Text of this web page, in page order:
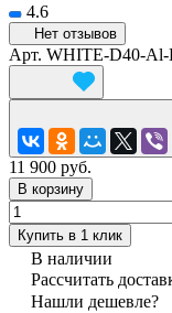
4.6
Нет отзывов
Арт. WHITE-D40-
11 900 руб.
В корзину
Купить в 1 клик
В наличии
Рассчитать
Нашли дешевле?